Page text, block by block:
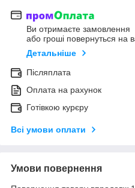
Ви отримаєте замовлення
або гроші повернуться на
Детальніше
Післяплата
Оплата на рахунок
Готівкою курєру
Всі умови оплати
Умови повернення